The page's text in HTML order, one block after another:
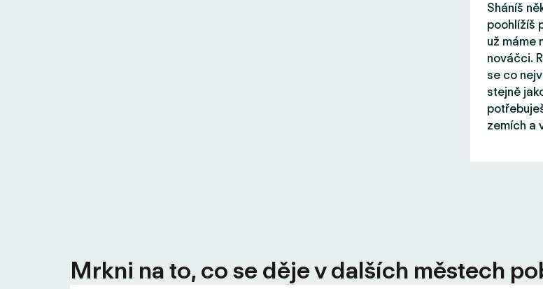
Sháníš
poohlížíš
už máme
nováčci.
se co
stejně
zemích a
Mrkni na to, co se děje v dalších městech